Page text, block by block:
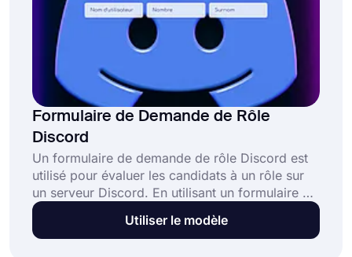
Formulaire de Demande de Rôle
Discord
Un formulaire de demande de rôle Discord est
utilisé pour évaluer les candidats à un rôle sur
un serveur Discord. En utilisant un formulaire de
demande, vous pouvez recueillir des
informations auprès des candidats. De plus,
Utiliser le modèle